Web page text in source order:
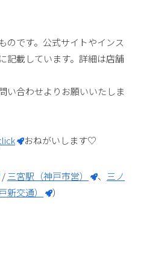
のです。公式サイトやインス
記載しています。詳細は店舗
い合わせよりお願いいたしま
おねがいします♡
/ 三宮駅（神戸市営） 、 三ノ
新交通） ）